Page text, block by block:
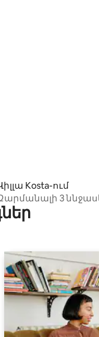
5-ից 4,91, 33
Kosta-ում
3
• Քայլելու
Կոստա Բոդայից